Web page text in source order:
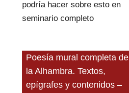
podría hacer sobre esto en
seminario completo
Poesía mural completa de
la Alhambra. Textos,
epígrafes y contenidos –